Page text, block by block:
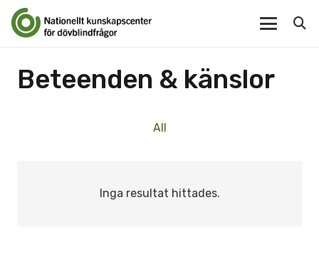
Beteenden & känslor
All
Inga resultat hittades.